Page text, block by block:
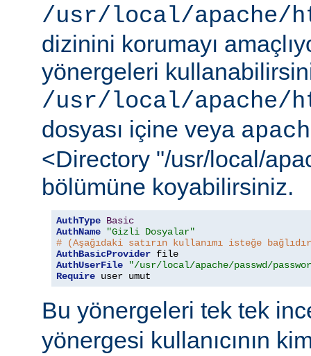
/usr/local/apache/
dizinini korumayı
yönergeleri
/usr/local/apache/
dosyası içine veya
<Directory "/usr/local/
bölümüne koyabilirsiniz.
AuthType Basic
AuthName
"Gizli Dosyalar"
# (Aşağıdaki satırın kullanımı isteğe
AuthBasicProvider
AuthUserFile
"/usr/local/apache/passwd/
Require user umut
Bu yönergeleri tek tek
yönergesi kullanıcının